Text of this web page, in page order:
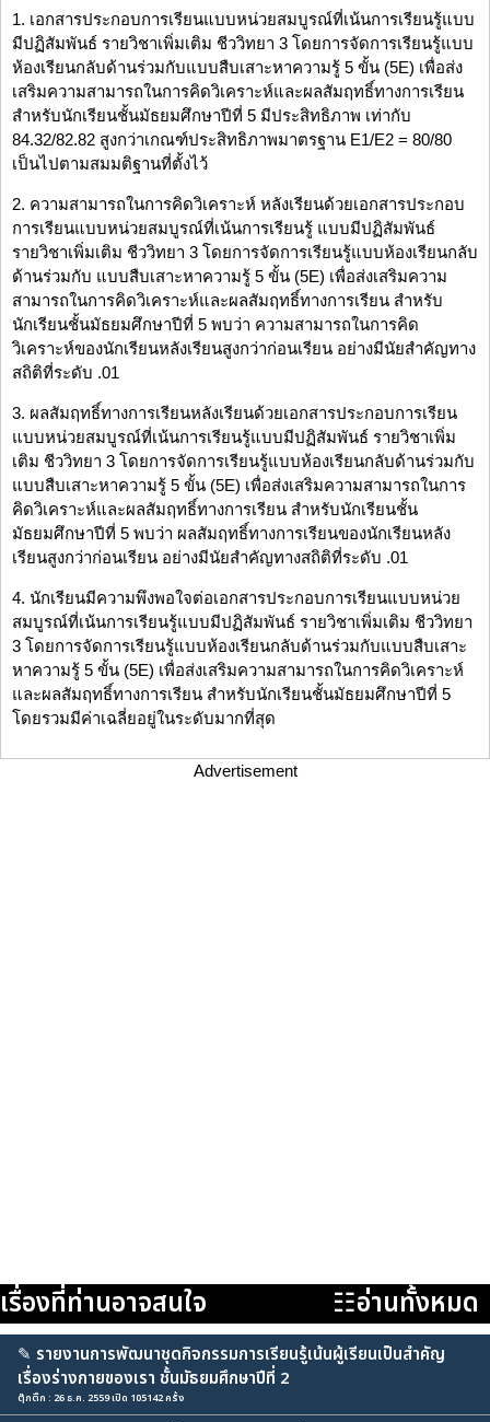
1. เอกสารประกอบการเรียนแบบหน่วยสมบูรณ์ที่เน้นการเรียนรู้แบบ
มีปฏิสัมพันธ์ รายวิชาเพิ่มเติม ชีววิทยา 3 โดยการจัดการเรียนรู้แบบ
ห้องเรียนกลับด้านร่วมกับแบบสืบเสาะหาความรู้ 5 ขั้น (5E) เพื่อส่ง
เสริมความสามารถในการคิดวิเคราะห์และผลสัมฤทธิ์ทางการเรียน
สำหรับนักเรียนชั้นมัธยมศึกษาปีที่ 5 มีประสิทธิภาพ เท่ากับ
84.32/82.82 สูงกว่าเกณฑ์ประสิทธิภาพมาตรฐาน E1/E2 = 80/80
เป็นไปตามสมมติฐานที่ตั้งไว้
2. ความสามารถในการคิดวิเคราะห์ หลังเรียนด้วยเอกสารประกอบ
การเรียนแบบหน่วยสมบูรณ์ที่เน้นการเรียนรู้ แบบมีปฏิสัมพันธ์
รายวิชาเพิ่มเติม ชีววิทยา 3 โดยการจัดการเรียนรู้แบบห้องเรียนกลับ
ด้านร่วมกับ แบบสืบเสาะหาความรู้ 5 ขั้น (5E) เพื่อส่งเสริมความ
สามารถในการคิดวิเคราะห์และผลสัมฤทธิ์ทางการเรียน สำหรับ
นักเรียนชั้นมัธยมศึกษาปีที่ 5 พบว่า ความสามารถในการคิด
วิเคราะห์ของนักเรียนหลังเรียนสูงกว่าก่อนเรียน อย่างมีนัยสำคัญทาง
สถิติที่ระดับ .01
3. ผลสัมฤทธิ์ทางการเรียนหลังเรียนด้วยเอกสารประกอบการเรียน
แบบหน่วยสมบูรณ์ที่เน้นการเรียนรู้แบบมีปฏิสัมพันธ์ รายวิชาเพิ่ม
เติม ชีววิทยา 3 โดยการจัดการเรียนรู้แบบห้องเรียนกลับด้านร่วมกับ
แบบสืบเสาะหาความรู้ 5 ขั้น (5E) เพื่อส่งเสริมความสามารถในการ
คิดวิเคราะห์และผลสัมฤทธิ์ทางการเรียน สำหรับนักเรียนชั้น
มัธยมศึกษาปีที่ 5 พบว่า ผลสัมฤทธิ์ทางการเรียนของนักเรียนหลัง
เรียนสูงกว่าก่อนเรียน อย่างมีนัยสำคัญทางสถิติที่ระดับ .01
4. นักเรียนมีความพึงพอใจต่อเอกสารประกอบการเรียนแบบหน่วย
สมบูรณ์ที่เน้นการเรียนรู้แบบมีปฏิสัมพันธ์ รายวิชาเพิ่มเติม ชีววิทยา
3 โดยการจัดการเรียนรู้แบบห้องเรียนกลับด้านร่วมกับแบบสืบเสาะ
หาความรู้ 5 ขั้น (5E) เพื่อส่งเสริมความสามารถในการคิดวิเคราะห์
และผลสัมฤทธิ์ทางการเรียน สำหรับนักเรียนชั้นมัธยมศึกษาปีที่ 5
โดยรวมมีค่าเฉลี่ยอยู่ในระดับมากที่สุด
Advertisement
เรื่องที่ท่านอาจสนใจ ☷อ่านทั้งหมด
✎ รายงานการพัฒนาชุดกิจกรรมการเรียนรู้เน้นผู้เรียนเป็นสำคัญ
เรื่องร่างกายของเรา ชั้นมัธยมศึกษาปีที่ 2
ตุ๊กติ๊ก : 26 ธ.ค. 2559 เปิด 105142 ครั้ง